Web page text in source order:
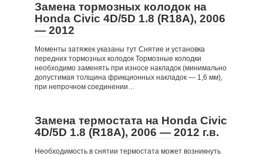
Замена тормозных колодок на
Honda Civic 4D/5D 1.8 (R18A), 2006
— 2012
Моменты затяжек указаны тут Снятие и установка
передних тормозных колодок Тормозные колодки
необходимо заменять при износе накладок (минимально
допустимая толщина фрикционных накладок — 1,6 мм),
при непрочном соединении…
Замена термостата на Honda Civic
4D/5D 1.8 (R18A), 2006 — 2012 г.в.
Необходимость в снятии термостата может возникнуть